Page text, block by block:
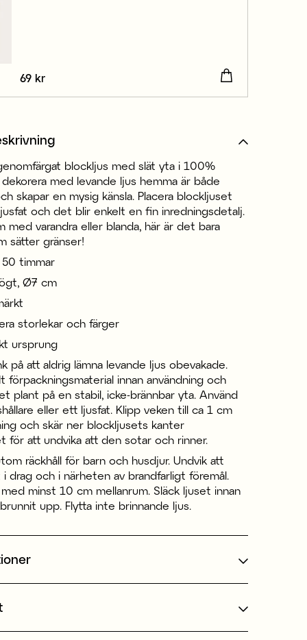
Pris:
69 kr
blockljus med slät yta i 100%
med levande ljus hemma är både
skapar en mysig känsla. Placera blockljuset
och det blir enkelt en fin inredningsdetalj.
med varandra eller blanda, här är det bara
sätter gränser!
50 timmar
Ø7 cm
storlekar och färger
ursprung
på att aldrig lämna levande ljus obevakade.
förpackningsmaterial innan användning och
plant på en stabil, icke-brännbar yta. Använd
eller ett ljusfat. Klipp veken till ca 1 cm
och skär ner blockljusets kanter
för att undvika att den sotar och rinner.
räckhåll för barn och husdjur. Undvik att
drag och i närheten av brandfarligt föremål.
med minst 10 cm mellanrum. Släck ljuset innan
upp. Flytta inte brinnande ljus.